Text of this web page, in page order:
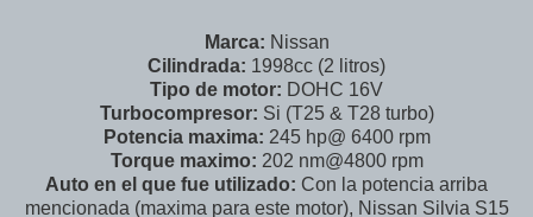
Marca: Nissan
Cilindrada: 1998cc (2 litros)
Tipo de motor: DOHC 16V
Turbocompresor: Si (T25 & T28 turbo)
Potencia maxima: 245 hp@ 6400 rpm
Torque maximo: 202 nm@4800 rpm
Auto en el que fue utilizado: Con la potencia arriba
mencionada (maxima para este motor), Nissan Silvia S15